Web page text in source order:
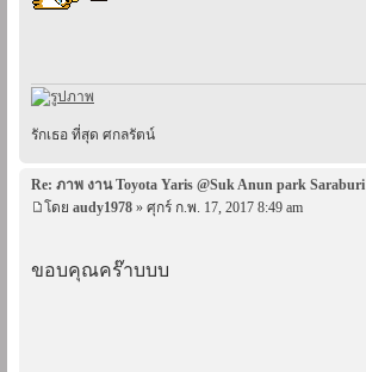
รักเธอ ที่สุด ศกลรัตน์
Re: ภาพ งาน Toyota Yaris @Suk Anun park Saraburi
โดย audy1978 » ศุกร์ ก.พ. 17, 2017 8:49 am
ขอบคุณคร๊าบบบ